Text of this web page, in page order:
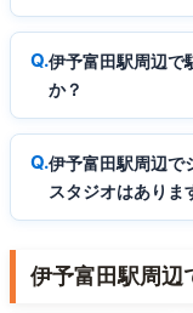
伊予富田駅周辺で
か？
伊予富田駅周辺で
スタジオはありま
伊予富田駅周辺